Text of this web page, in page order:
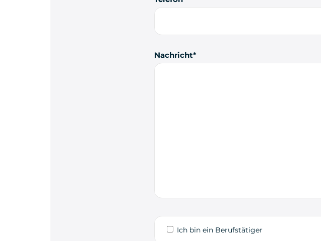
Nachricht
Ich bin ein Berufstätiger